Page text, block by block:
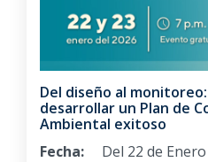
Del diseño al
desarrollar un Plan de
Ambiental exitoso
Fecha:
Del 22 de